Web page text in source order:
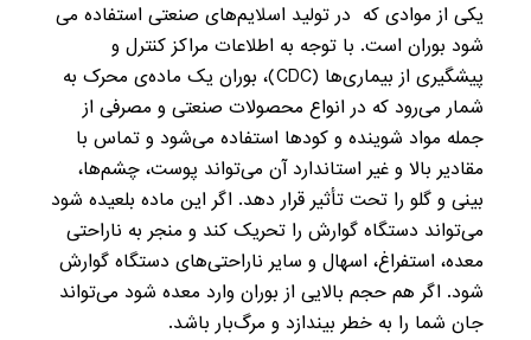
یکی از موادی که در تولید اسلایم‌های صنعتی استفاده می
شود بوران است. با توجه به اطلاعات مراکز کنترل و
پیشگیری از بیماری‌ها (CDC)، بوران یک ماده‌ی محرک به
شمار می‌رود که در انواع محصولات صنعتی و مصرفی از
جمله مواد شوینده و کودها استفاده می‌شود و تماس با
مقادیر بالا و غیر استاندارد آن می‌تواند پوست، چشم‌ها،
بینی و گلو را تحت تأثیر قرار دهد. اگر این ماده بلعیده شود
می‌تواند دستگاه گوارش را تحریک کند و منجر به ناراحتی
معده، استفراغ، اسهال و سایر ناراحتی‌های دستگاه گوارش
شود. اگر هم حجم بالایی از بوران وارد معده شود می‌تواند
جان شما را به خطر بیندازد و مرگ‌بار باشد.